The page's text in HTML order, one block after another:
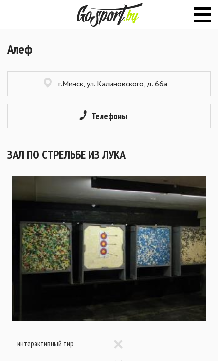
Алеф
г.Минск, ул. Калиновского, д. 66а
Телефоны
ЗАЛ ПО СТРЕЛЬБЕ ИЗ ЛУКА
интерактивный тир